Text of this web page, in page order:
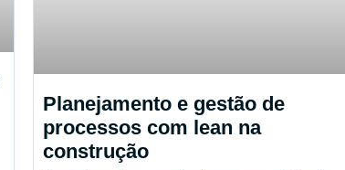
Planejamento e gestão de
processos com lean na
construção